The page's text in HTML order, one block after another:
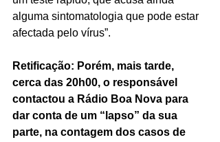
alguma sintomatologia que pode estar
afectada pelo vírus”.
Retificação: Porém, mais tarde,
cerca das 20h00, o responsável
contactou a Rádio Boa Nova para
dar conta de um “lapso” da sua
parte, na contagem dos casos de